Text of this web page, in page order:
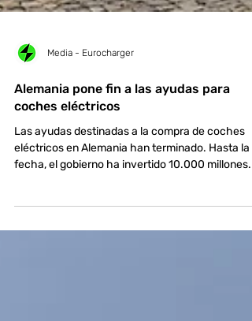
Media - Eurocharger
Alemania pone fin a las ayudas para
coches eléctricos
Las ayudas destinadas a la compra de coches